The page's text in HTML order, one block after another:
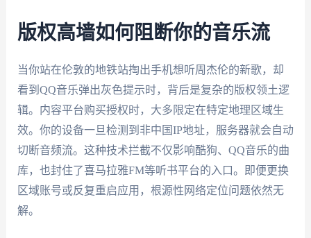
版权高墙如何阻断你的音乐流
当你站在伦敦的地铁站掏出手机想听周杰伦的新歌，却
看到QQ音乐弹出灰色提示时，背后是复杂的版权领土逻
辑。内容平台购买授权时，大多限定在特定地理区域生
效。你的设备一旦检测到非中国IP地址，服务器就会自动
切断音频流。这种技术拦截不仅影响酷狗、QQ音乐的曲
库，也封住了喜马拉雅FM等听书平台的入口。即便更换
区域账号或反复重启应用，根源性网络定位问题依然无
解。